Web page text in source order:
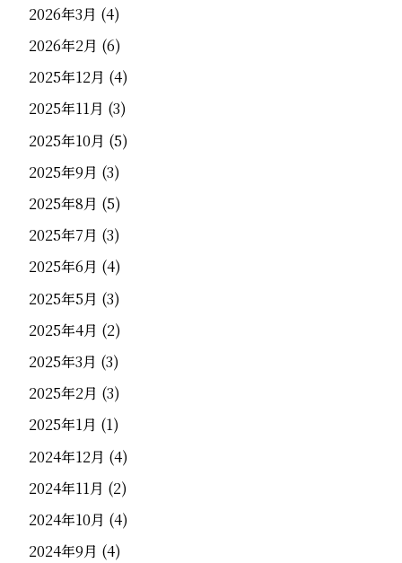
2026年3月 (4)
2026年2月 (6)
2025年12月 (4)
2025年11月 (3)
2025年10月 (5)
2025年9月 (3)
2025年8月 (5)
2025年7月 (3)
2025年6月 (4)
2025年5月 (3)
2025年4月 (2)
2025年3月 (3)
2025年2月 (3)
2025年1月 (1)
2024年12月 (4)
2024年11月 (2)
2024年10月 (4)
2024年9月 (4)